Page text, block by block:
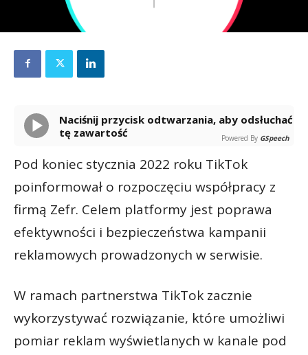
Naciśnij przycisk odtwarzania, aby odsłuchać
tę zawartość
Powered By GSpeech
Pod koniec stycznia 2022 roku TikTok
poinformował o rozpoczęciu współpracy z
firmą Zefr. Celem platformy jest poprawa
efektywności i bezpieczeństwa kampanii
reklamowych prowadzonych w serwisie.
W ramach partnerstwa TikTok zacznie
wykorzystywać rozwiązanie, które umożliwi
pomiar reklam wyświetlanych w kanale pod